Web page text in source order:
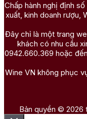
Chấp hành nghị định
xuất, kinh doanh rượu,
Đây chỉ là một trang
khách có nhu cầu
0942.660.369 hoặc
Wine VN không phục
Bản quyền © 2026